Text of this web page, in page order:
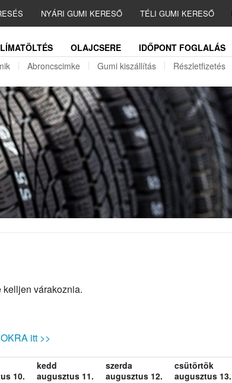
NYÁRI GUMI KERESŐ TÉLI GUMI KERESŐ
OLAJCSERE
IDŐPONT FOGLALÁS
Abroncscimke Gumi kiszállítás Részletfizetés
várakoznia.
itt >>
10.
kedd
augusztus 11.
szerda
augusztus 12.
csütörtök
augusztus 13.